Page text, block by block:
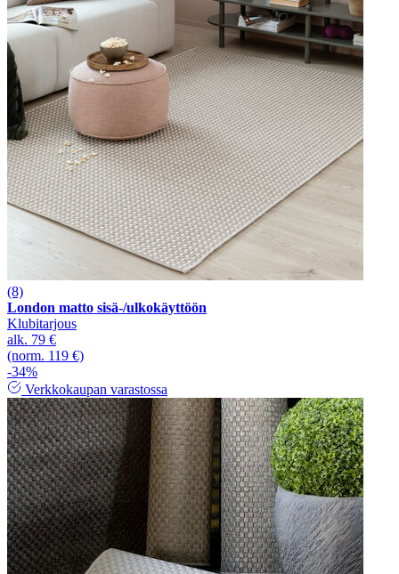
(8)
London matto sisä-/ulkokäyttöön
Klubitarjous
alk. 79 €
(norm. 119 €)
-34%
Verkkokaupan varastossa